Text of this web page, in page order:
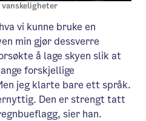
vi kunne bruke en
min gjør dessverre
å lage skyen slik at
forskjellige
jeg klarte bare ett språk.
Den er strengt tatt
sier han.